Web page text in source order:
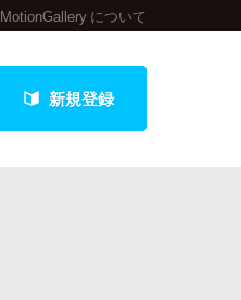
MotionGallery について
新規登録